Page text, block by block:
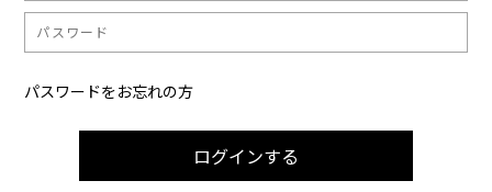
パスワードをお忘れの方
ログインする